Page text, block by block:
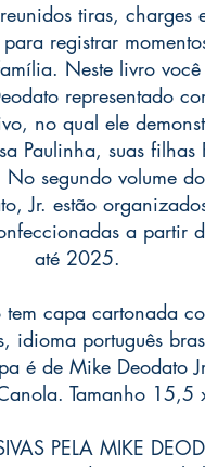
tiras, charges
registrar
Neste livro
representado
no qual ele
Paulinha, suas filhas
segundo volume
Jr. estão
a partir
até 2025.
tem capa cartonada
idioma português
é de Mike Deodato
Tamanho 15,5
PELA MIKE